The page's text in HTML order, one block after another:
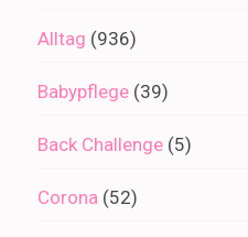
Alltag (936)
Babypflege (39)
Back Challenge (5)
Corona (52)